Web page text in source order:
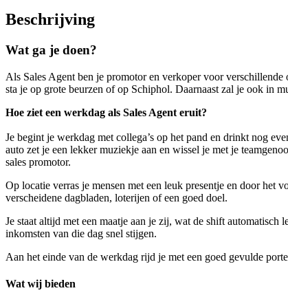
Beschrijving
Wat ga je doen?
Als Sales Agent ben je promotor en verkoper voor
sta je op grote beurzen of op Schiphol. Daarnaast zal je ook in
Hoe ziet een werkdag als Sales Agent eruit?
Je begint je werkdag met collega’s op het pand en drinkt nog
auto zet je een lekker muziekje aan en wissel je met je
sales promotor.
Op locatie verras je mensen met een leuk presentje en door
verscheidene dagbladen, loterijen of een goed doel.
Je staat altijd met een maatje aan je zij, wat de shift
inkomsten van die dag snel stijgen.
Aan het einde van de werkdag rijd je met een goed gevulde
Wat wij bieden